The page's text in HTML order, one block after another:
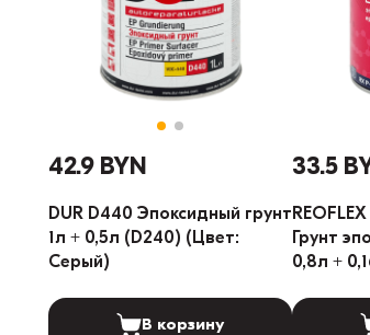
42.9 BYN
DUR D440 Эпоксидный грунт
1л + 0,5л (D240) (Цвет:
Серый)
В корзину
33.5
Грунт
0,8л +